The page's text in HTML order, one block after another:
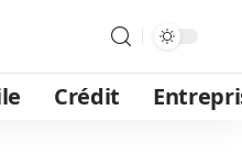
Crédit